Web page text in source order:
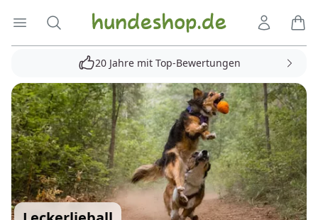
Menü öffnen
Suche Hundeshop.de
20 Jahre mit Top-Bewertungen